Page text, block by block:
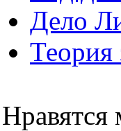
Дело
Теория